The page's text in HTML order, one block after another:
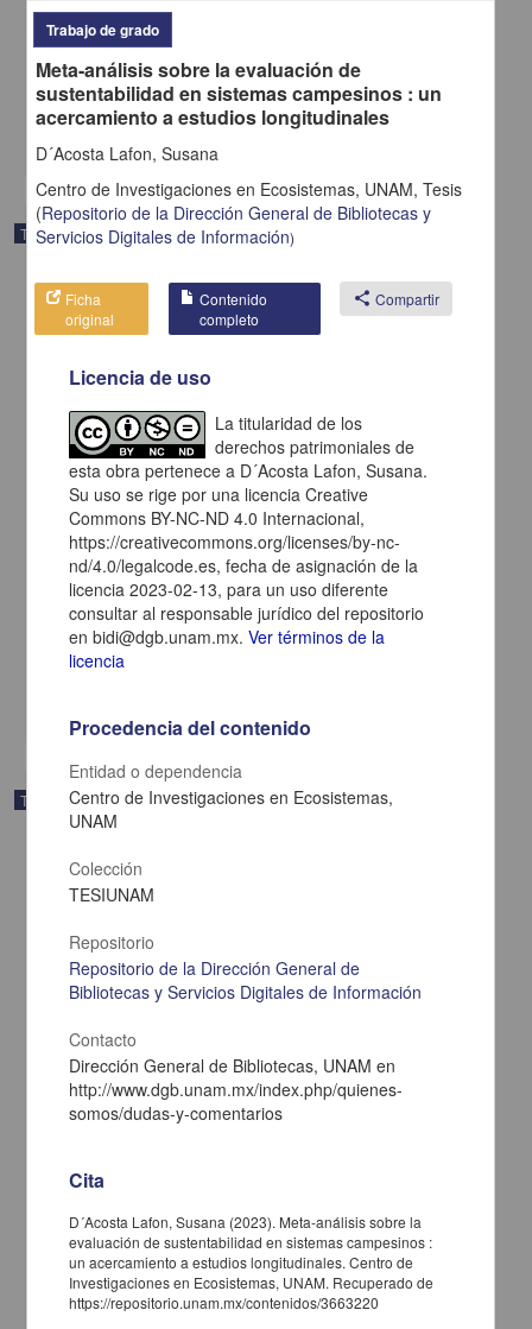
coníferas bajo diferentes intensidades de perturbación en la
Cuenca de Cuitzeo, Michoacán, México
Torres Gómez, Mariano
2023
Biología y Química
Trabajo de grado
Caracterización del sistema de aprovechamiento de recursos
hídricos de la cuenca del río Cuitzmala Jalisco
Islas Saldaña, Luis Alfredo
Biología y Química
Trabajo de grado
Guerrero
Martínez Flores, Gabriela
Biología y Química
Trabajo de grado
Meta-análisis sobre la evaluación de
sustentabilidad en sistemas campesinos : un
acercamiento a estudios longitudinales
D´Acosta Lafon, Susana
Centro de Investigaciones en Ecosistemas, UNAM, Tesis
(Repositorio de la Dirección General de Bibliotecas y
Servicios Digitales de Información)
Ficha
original
Contenido
completo
share Compartir
Licencia de uso
La titularidad de los
derechos patrimoniales de
esta obra pertenece a D´Acosta Lafon, Susana.
Su uso se rige por una licencia Creative
Commons BY-NC-ND 4.0 Internacional,
https://creativecommons.org/licenses/by-nc-
nd/4.0/legalcode.es, fecha de asignación de la
licencia 2023-02-13, para un uso diferente
consultar al responsable jurídico del repositorio
en bidi@dgb.unam.mx.Ver términos de la
licencia
Procedencia del contenido
Entidad o dependencia
Centro de Investigaciones en Ecosistemas,
UNAM
Colección
TESIUNAM
Repositorio
Repositorio de la Dirección General de
Bibliotecas y Servicios Digitales de Información
Contacto
Dirección General de Bibliotecas, UNAM en
http://www.dgb.unam.mx/index.php/quienes-
somos/dudas-y-comentarios
Cita
D´Acosta Lafon, Susana (2023). Meta-análisis sobre la
evaluación de sustentabilidad en sistemas campesinos :
un acercamiento a estudios longitudinales. Centro de
Investigaciones en Ecosistemas, UNAM. Recuperado de
https://repositorio.unam.mx/contenidos/3663220